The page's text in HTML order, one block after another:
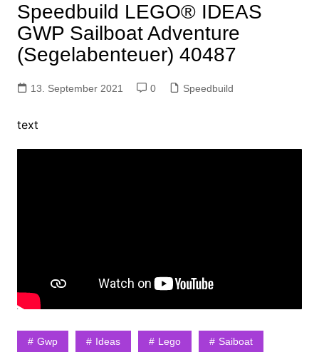
Speedbuild LEGO® IDEAS
GWP Sailboat Adventure
(Segelabenteuer) 40487
13. September 2021 0 Speedbuild
text
Gwp Ideas Lego Saiboat